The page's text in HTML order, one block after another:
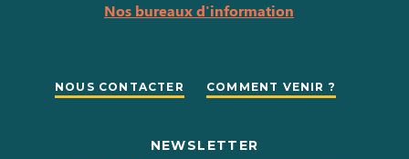
Nos bureaux d'information
NOUS CONTACTER COMMENT VENIR ?
NEWSLETTER